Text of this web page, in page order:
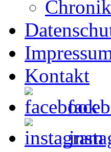
Kontakt